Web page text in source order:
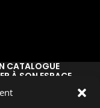
CATALOGUE
À SON ESPACE
ADMINISTRATIF